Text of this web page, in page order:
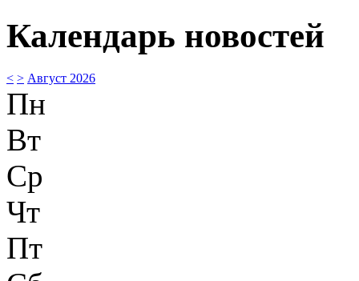
Календарь новостей
< > Август 2026
Пн
Вт
Ср
Чт
Пт